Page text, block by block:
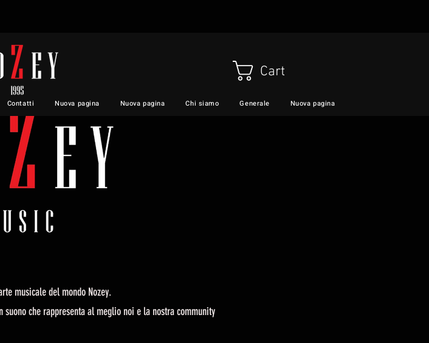
musicale del mondo Nozey.
che rappresenta al meglio noi e la nostra community
Cart
Contatti Nuova pagina Nuova pagina Chi siamo Generale Nuova pagina